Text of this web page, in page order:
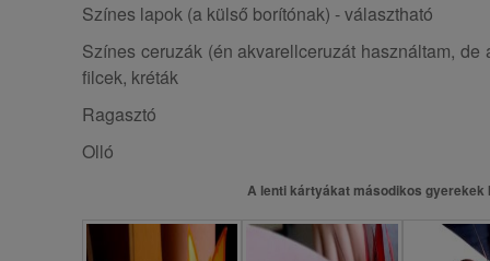
Színes lapok (a külső borítónak) - választható
Színes ceruzák (én akvarellceruzát használtam,
filcek, kréták
Ragasztó
Olló
A lenti kártyákat másodikos gyerekek